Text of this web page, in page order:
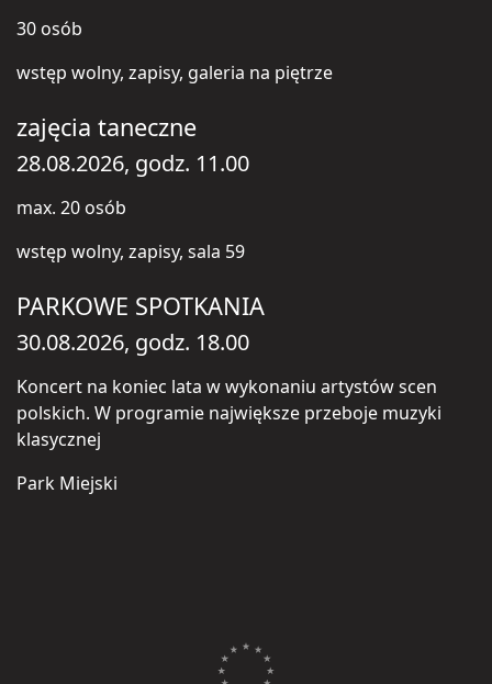
30 osób
wstęp wolny, zapisy, galeria na piętrze
zajęcia taneczne
28.08.2026, godz. 11.00
max. 20 osób
wstęp wolny, zapisy, sala 59
PARKOWE SPOTKANIA
30.08.2026, godz. 18.00
Koncert na koniec lata w wykonaniu artystów scen
polskich. W programie największe przeboje muzyki
klasycznej
Park Miejski